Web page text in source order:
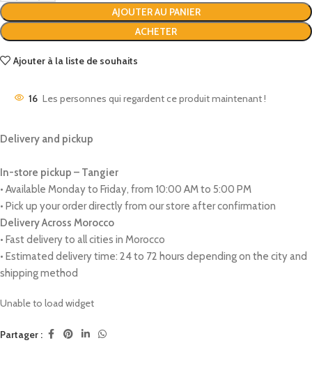
AJOUTER AU PANIER
ACHETER
Ajouter à la liste de souhaits
16 Les personnes qui regardent ce produit maintenant !
Delivery and pickup
In-store pickup – Tangier
• Available Monday to Friday, from 10:00 AM to 5:00 PM
• Pick up your order directly from our store after confirmation
Delivery Across Morocco
• Fast delivery to all cities in Morocco
• Estimated delivery time: 24 to 72 hours depending on the city and
shipping method
Unable to load widget
Partager :